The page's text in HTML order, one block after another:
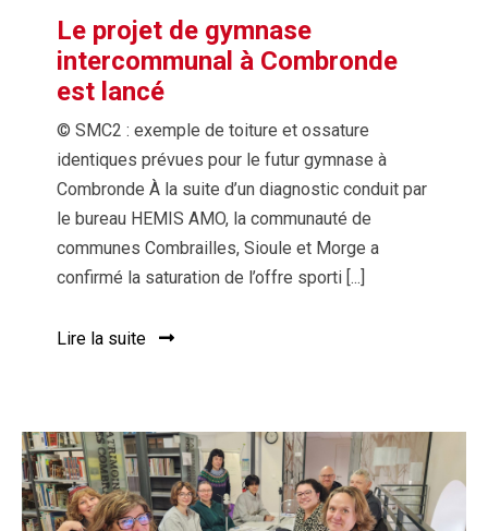
Le projet de gymnase
intercommunal à Combronde
est lancé
© SMC2 : exemple de toiture et ossature
identiques prévues pour le futur gymnase à
Combronde À la suite d’un diagnostic conduit par
le bureau HEMIS AMO, la communauté de
communes Combrailles, Sioule et Morge a
confirmé la saturation de l’offre sporti [...]
Lire la suite